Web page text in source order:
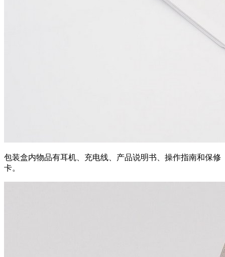
包装盒内物品有耳机、充电线、产品说明书、操作指南和保修
卡。